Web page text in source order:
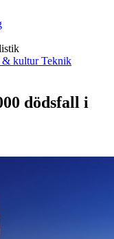
& kulturTeknik
dödsfall i